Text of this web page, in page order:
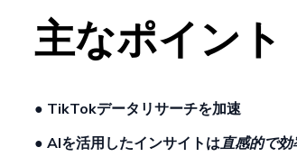
主なポイント
● TikTokデータリサーチを加速
● AIを活用したインサイトは直感的で効